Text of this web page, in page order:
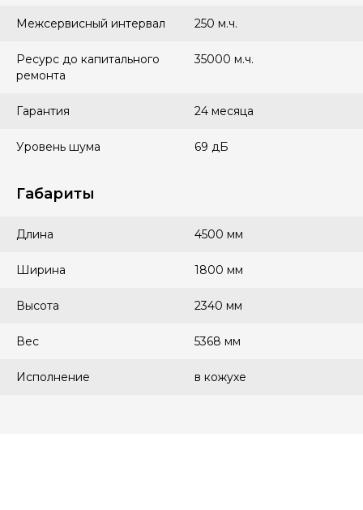
Межсервисный интервал 250 м.ч.
Ресурс до капитального
ремонта
35000 м.ч.
Гарантия 24 месяца
Уровень шума 69 дБ
Габариты
Длина 4500 мм
Ширина 1800 мм
Высота 2340 мм
Вес 5368 мм
Исполнение в кожухе